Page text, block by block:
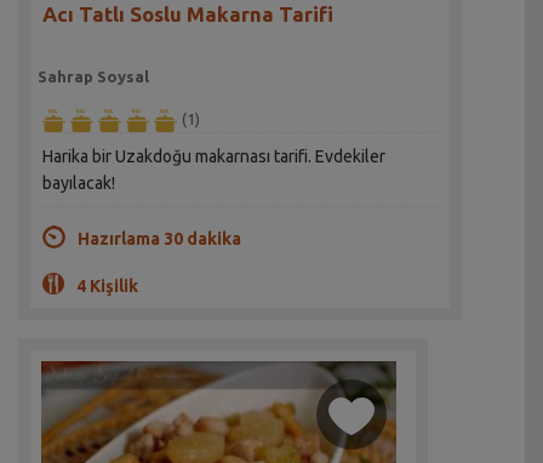
Acı Tatlı Soslu Makarna Tarifi
Sahrap Soysal
(1)
Harika bir Uzakdoğu makarnası tarifi. Evdekiler
bayılacak!
Hazırlama 30 dakika
4 Kişilik